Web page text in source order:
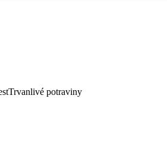
Trvanlivé potraviny